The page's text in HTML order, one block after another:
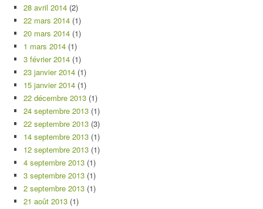
28 avril 2014 (2)
22 mars 2014 (1)
20 mars 2014 (1)
1 mars 2014 (1)
3 février 2014 (1)
23 janvier 2014 (1)
15 janvier 2014 (1)
22 décembre 2013 (1)
24 septembre 2013 (1)
22 septembre 2013 (3)
14 septembre 2013 (1)
12 septembre 2013 (1)
4 septembre 2013 (1)
3 septembre 2013 (1)
2 septembre 2013 (1)
21 août 2013 (1)